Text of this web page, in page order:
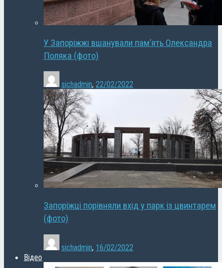
У Запоріжжі вшанували пам’ять Олександра
Поляка (фото)
sichadmin, 22/02/2022
Запоріжці порівняли вхід у парк із цвинтарем
(фото)
sichadmin, 16/02/2022
Відео